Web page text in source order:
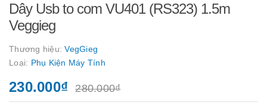
Dây Usb to com VU401 (RS323) 1.5m
Veggieg
Thương hiệu:VegGieg
Loại: Phụ Kiện Máy Tính
230.000₫ 280.000₫